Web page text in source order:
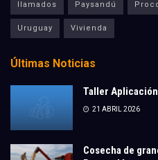
llamados Paysandú
Uruguay Vivienda
Últimas Noticias
Taller
21 ABRIL 2026
Cosecha de